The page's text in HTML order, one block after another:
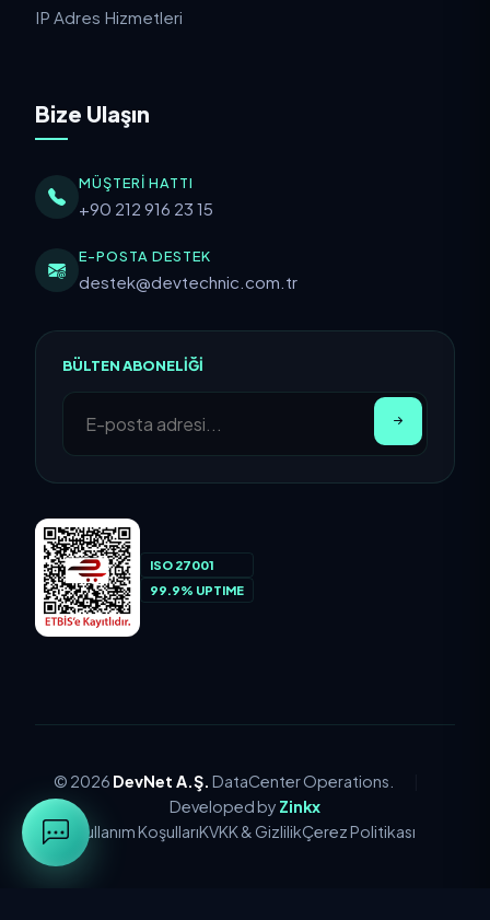
IP Adres Hizmetleri
Bize Ulaşın
MÜŞTERI HATTI
+90 212 916 23 15
E-POSTA DESTEK
destek@devtechnic.com.tr
BÜLTEN ABONELIĞI
ISO 27001
99.9% UPTIME
© 2026 DevNet A.Ş. DataCenter Operations.
Developed by Zinkx
Kullanım KoşullarıKVKK & GizlilikÇerez Politikası